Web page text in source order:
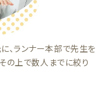
、ランナー本部で先生を
の上で数人までに絞り